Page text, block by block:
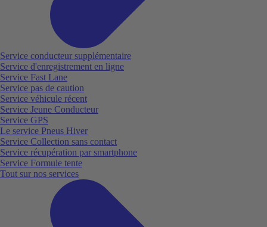
Service conducteur supplémentaire
Service d'enregistrement en ligne
Service Fast Lane
Service pas de caution
Service véhicule récent
Service Jeune Conducteur
Service GPS
Le service Pneus Hiver
Service Collection sans contact
Service récupération par smartphone
Service Formule tente
Tout sur nos services